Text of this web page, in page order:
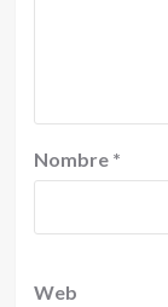
Nombre *
Web